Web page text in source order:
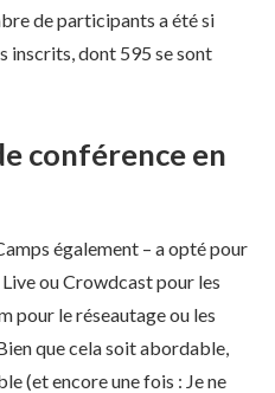
de participants a été si
inscrits, dont 595 se sont
conférence en
également – a opté pour
ou Crowdcast pour les
pour le réseautage ou les
que cela soit abordable,
(et encore une fois : Je ne